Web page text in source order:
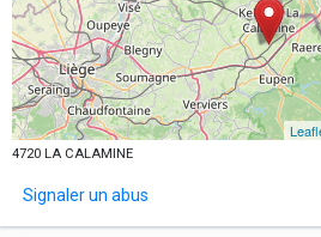
4720 LA CALAMINE
Signaler un abus